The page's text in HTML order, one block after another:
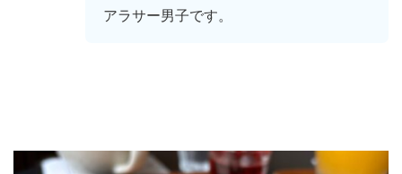
アラサー男子です。